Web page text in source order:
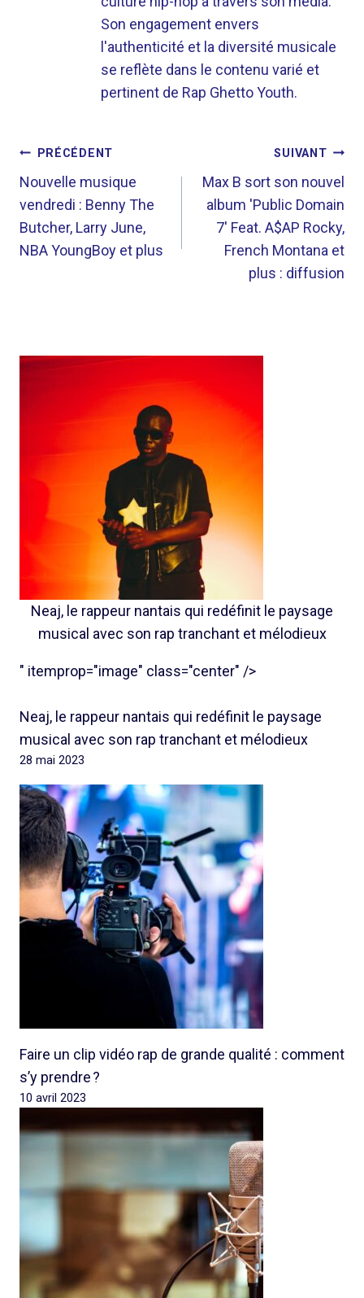
Son engagement envers
l'authenticité et la diversité musicale
se reflète dans le contenu varié et
pertinent de Rap Ghetto Youth.
NAVIGATION
DE
L’ARTICLE
PRÉCÉDENT
Nouvelle musique
vendredi : Benny The
Butcher, Larry June,
NBA YoungBoy et plus
SUIVANT
Max B sort son nouvel
album 'Public Domain
7' Feat. A$AP Rocky,
French Montana et
plus : diffusion
Neaj, le rappeur nantais qui redéfinit le paysage
musical avec son rap tranchant et mélodieux
" itemprop="image" class="center" />
Neaj, le rappeur nantais qui redéfinit le paysage
musical avec son rap tranchant et mélodieux
28 mai 2023
Faire un clip vidéo rap de grande qualité : comment
s’y prendre ?
10 avril 2023